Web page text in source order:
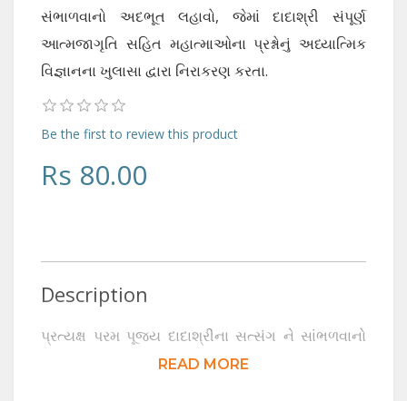
સંભાળવાનો અદભૂત લહાવો, જેમાં દાદાશ્રી સંપૂર્ણ
આત્મજાગૃતિ સહિત મહાત્માઓના પ્રશ્નોનું અધ્યાત્મિક
વિજ્ઞાનના ખુલાસા દ્વારા નિરાકરણ કરતા.
Be the first to review this product
Rs 80.00
Description
પ્રત્યક્ષ પરમ પૂજ્ય દાદાશ્રીના સત્સંગ ને સાંભળવાનો
આ એક અદભુદ લ્હાવો છે. દાદાશ્રીની સંપૂર્ણ
READ MORE